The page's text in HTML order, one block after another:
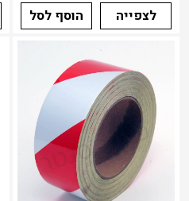
לצפייה
הוסף לסל